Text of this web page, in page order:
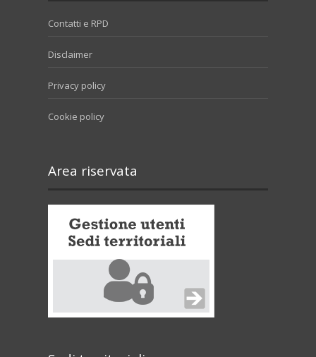
Contatti e RPD
Disclaimer
Privacy policy
Cookie policy
Area riservata